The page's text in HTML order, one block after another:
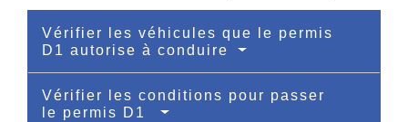
Vérifier les véhicules que le permis
D1 autorise à conduire
Vérifier les conditions pour passer
le permis D1